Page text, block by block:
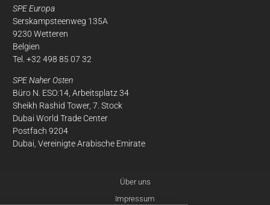
SPE Europa
Serskampsteenweg 135A
9230 Wetteren
Belgien
Tel. +32 498 85 07 32
SPE Naher Osten
Büro N. ESO:14, Arbeitsplatz 34
Sheikh Rashid Tower, 7. Stock
Dubai World Trade Center
Postfach 9204
Dubai, Vereinigte Arabische Emirate
Über uns
Impressum